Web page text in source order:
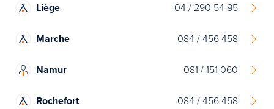
Liège 04 / 290 54 95
Marche 084 / 456 458
Namur 081 / 151 060
Rochefort 084 / 456 458